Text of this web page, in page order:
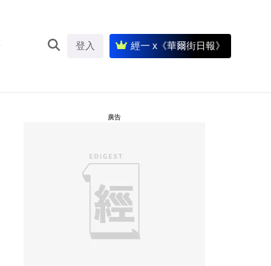
登入 經一 x《華爾街日報》
廣告